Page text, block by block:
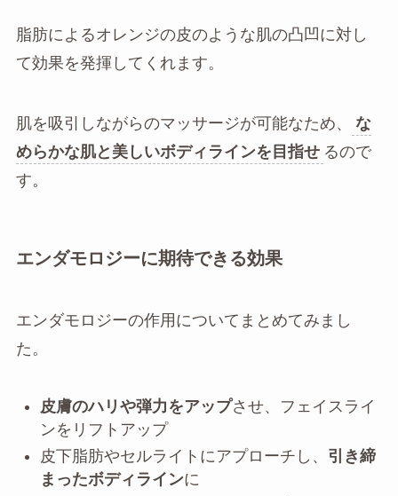
脂肪によるオレンジの皮のような肌の凸凹に対し
て効果を発揮してくれます。
肌を吸引しながらのマッサージが可能なため、
な
めらかな肌と美しいボディラインを目指せ るので
す。
エンダモロジーに期待できる効果
エンダモロジーの作用についてまとめてみまし
た。
皮膚のハリや弾力をアップさせ、フェイスライ
ンをリフトアップ
皮下脂肪やセルライトにアプローチし、 引き締
まったボディラインに